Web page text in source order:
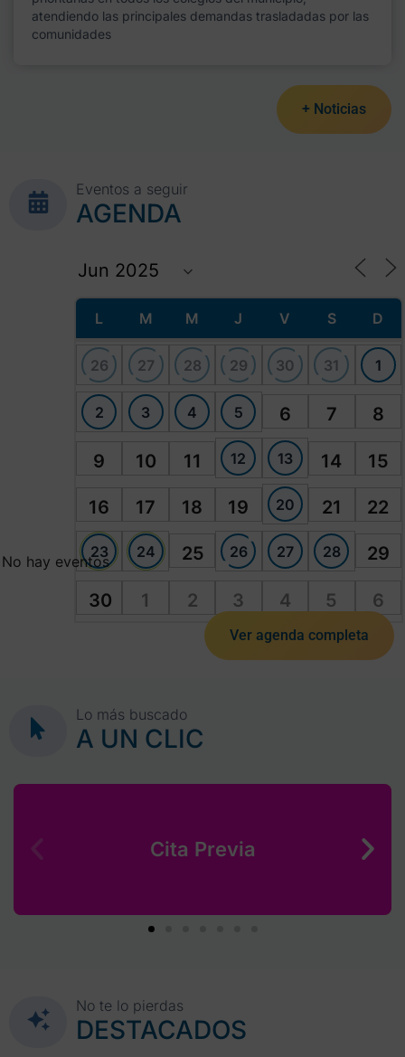
atendiendo las principales demandas trasladadas por las
comunidades
+ Noticias
Eventos a seguir
AGENDA
L M M J V S D
26 27 28 29 30 31 1
2 3 4 5 6 7 8
9 10 11 12 13 14 15
16 17 18 19 20 21 22
23 24 25 26 27 28 29
30 1 2 3 4 5 6
No hay eventos
Ver agenda completa
Lo más buscado
A UN CLIC
Cita Previa
No te lo pierdas
DESTACADOS